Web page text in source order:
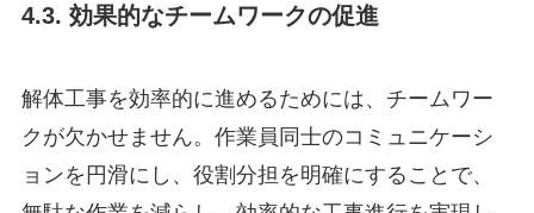
4.3. 効果的なチームワークの促進
解体工事を効率的に進めるためには、チームワー
クが欠かせません。作業員同士のコミュニケーシ
ョンを円滑にし、役割分担を明確にすることで、